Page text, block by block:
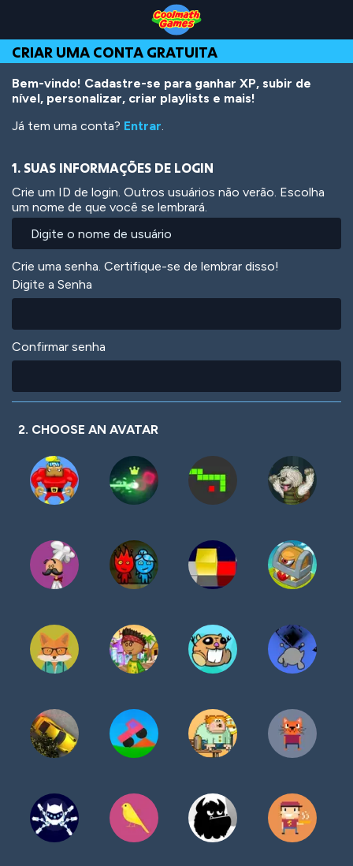
Top
of
Page
Navigation
Main
Content
Footer
o
conteúdo
principal
CRIAR UMA CONTA GRATUITA
Bem-vindo! Cadastre-se para ganhar XP, subir de
nível, personalizar, criar playlists e mais!
Já tem uma conta? Entrar.
1. SUAS INFORMAÇÕES DE LOGIN
Crie um ID de login. Outros usuários não verão. Escolha
um nome de que você se lembrará.
Crie uma senha. Certifique-se de lembrar disso!
Digite a Senha
Confirmar senha
2. CHOOSE AN AVATAR